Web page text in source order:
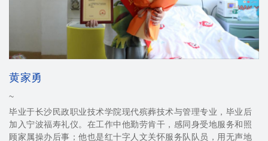
黄家勇
~
毕业于长沙民政职业技术学院现代殡葬技术与管理专业，毕业后
加入宁波福寿礼仪。在工作中他勤劳肯干，感同身受地服务和照
顾家属操办后事；他也是红十字人文关怀服务队队员，用无声地